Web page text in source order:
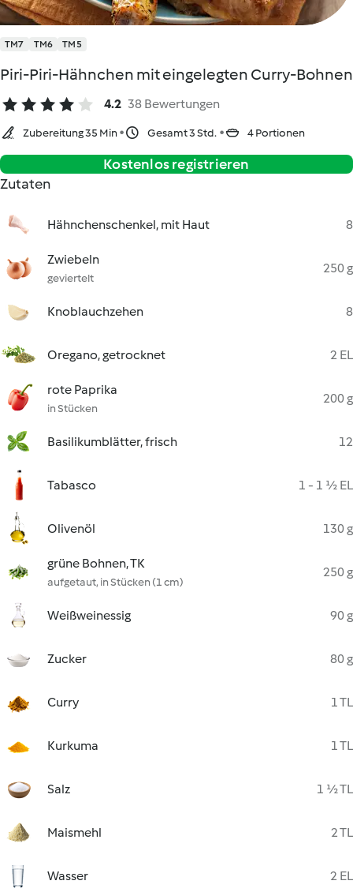
TM7 TM6 TM5
Piri-Piri-Hähnchen mit eingelegten Curry-Bohnen
4.2 38 Bewertungen
Zubereitung 35 Min Gesamt 3 Std. 4 Portionen
Kostenlos registrieren
Zutaten
Hähnchenschenkel, mit Haut 8
Zwiebeln
geviertelt
250 g
Knoblauchzehen 8
Oregano, getrocknet 2 EL
rote Paprika
in Stücken
200 g
Basilikumblätter, frisch 12
Tabasco 1 - 1 ½ EL
Olivenöl 130 g
grüne Bohnen, TK
aufgetaut, in Stücken (1 cm)
250 g
Weißweinessig 90 g
Zucker 80 g
Curry 1 TL
Kurkuma 1 TL
Salz 1 ½ TL
Maismehl 2 TL
Wasser 2 EL